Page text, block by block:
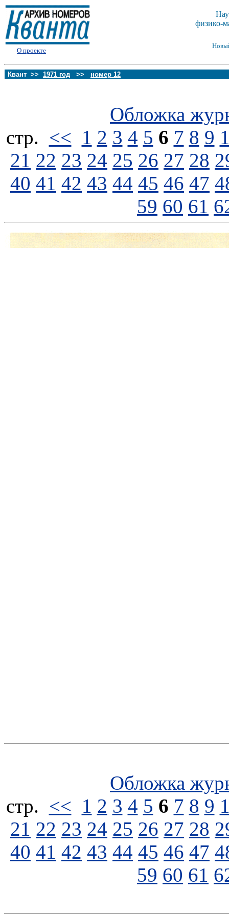
О проекте
физико-
Квант >> 1971 год >> номер 12
Обложка
стp. << 1 2 3 4 5 6 7 8 9
21 22 23 24 25 26 27 28
40 41 42 43 44 45 46 47
59 60 61
Обложка
стp. << 1 2 3 4 5 6 7 8 9
21 22 23 24 25 26 27 28
40 41 42 43 44 45 46 47
59 60 61